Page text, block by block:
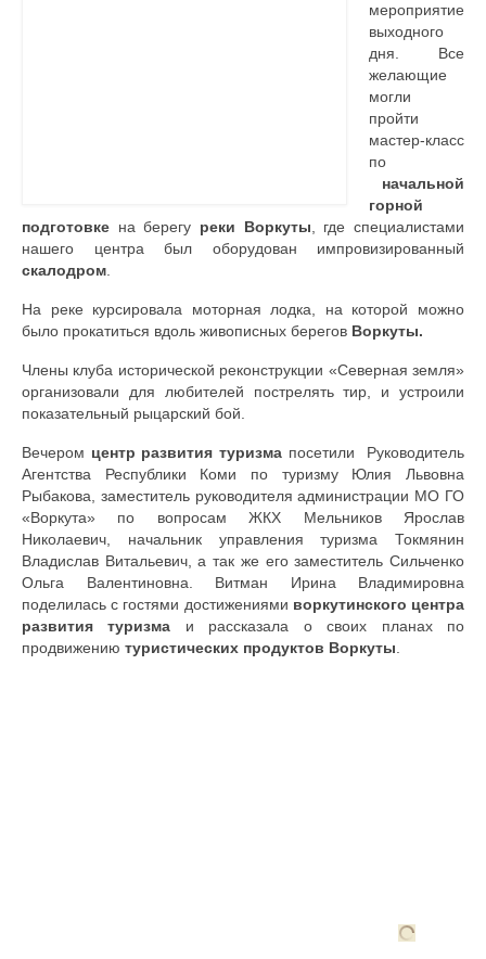
мероприятие
выходного
дня. Все
желающие
могли
пройти
мастер-класс
по
начальной
горной
подготовке на берегу реки Воркуты , где специалистами
нашего центра был оборудован импровизированный
скалодром
На реке курсировала моторная лодка, на которой можно
было прокатиться вдоль живописных берегов Воркуты.
Члены клуба исторической реконструкции «Северная земля»
организовали для любителей пострелять тир, и устроили
показательный рыцарский бой.
Вечером центр развития туризма посетили Руководитель
Агентства Республики Коми по туризму Юлия Львовна
Рыбакова, заместитель руководителя администрации МО ГО
«Воркута» по вопросам ЖКХ Мельников Ярослав
Николаевич, начальник управления туризма Токмянин
Владислав Витальевич, а так же его заместитель Сильченко
Ольга Валентиновна. Витман Ирина Владимировна
поделилась с гостями достижениями воркутинского центра
развития туризма и рассказала о своих планах по
продвижению туристических продуктов Воркуты